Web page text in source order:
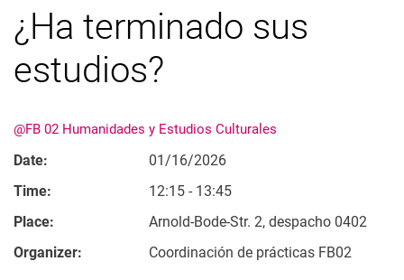
¿Ha terminado sus
estudios?
@FB 02 Humanidades y Estudios Culturales
Date:
01/16/2026
Time:
12:15 - 13:45
Place:
Arnold-Bode-Str. 2, despacho 0402
Organizer:
Coordinación de prácticas FB02